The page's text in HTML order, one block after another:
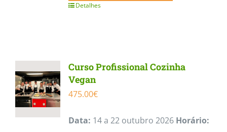
Detalhes
Curso Profissional Cozinha
Vegan
475.00€
Data: 14 a 22 outubro 2026 Horário: